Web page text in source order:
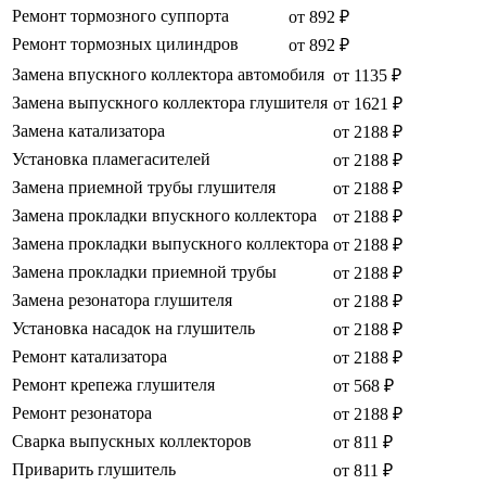
Ремонт тормозного суппорта
от 892 ₽
Ремонт тормозных цилиндров
от 892 ₽
Замена впускного коллектора автомобиля от 1135 ₽
Замена выпускного коллектора глушителя от 1621 ₽
Замена катализатора
от 2188 ₽
Установка пламегасителей
от 2188 ₽
Замена приемной трубы глушителя
от 2188 ₽
Замена прокладки впускного коллектора
от 2188 ₽
Замена прокладки выпускного коллектора от 2188 ₽
Замена прокладки приемной трубы
от 2188 ₽
Замена резонатора глушителя
от 2188 ₽
Установка насадок на глушитель
от 2188 ₽
Ремонт катализатора
от 2188 ₽
Ремонт крепежа глушителя
от 568 ₽
Ремонт резонатора
от 2188 ₽
Сварка выпускных коллекторов
от 811 ₽
Приварить глушитель
от 811 ₽